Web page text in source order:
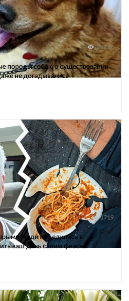
47138
породы собак, о существовании
не догадывались
1719
люди поделились в
ваш день своим фиаско